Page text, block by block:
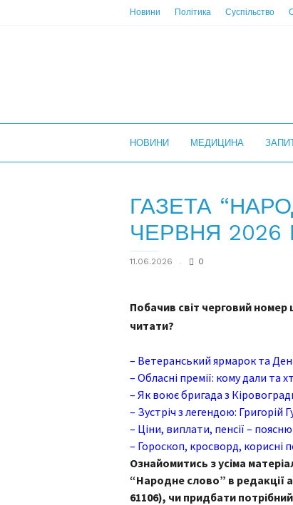
Новини Політика Суспільство
НОВИНИ МЕДИЦИНА
ГАЗЕТА
ЧЕРВНЯ 2026
11.06.2026 0
Побачив світ черговий
читати?
– Ветеранський ярмарок та
– Обласні премії: кому дали та
– Як воює бригада з
– Зустріч з легендою:
– Ціни, виплати, пенсії –
– Гороскоп, кросворд, корисні
Ознайомитись з усіма
“Народне слово” в редакції
61106), чи придбати